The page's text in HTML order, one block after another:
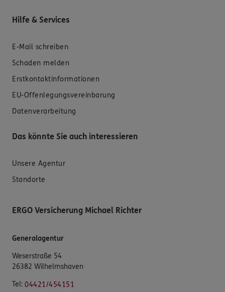
Hilfe & Services
E-Mail schreiben
Schaden melden
Erstkontaktinformationen
EU-Offenlegungsvereinbarung
Datenverarbeitung
Das könnte Sie auch interessieren
Unsere Agentur
Standorte
ERGO Versicherung Michael Richter
Generalagentur
Weserstraße 54
26382 Wilhelmshaven
Tel: 04421/454151